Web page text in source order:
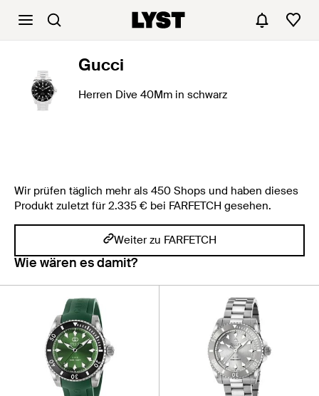
Gucci
Herren Dive 40Mm in schwarz
Wir prüfen täglich mehr als 450 Shops und haben dieses
Produkt zuletzt für 2.335 € bei FARFETCH gesehen.
Weiter zu FARFETCH
Wie wären es damit?